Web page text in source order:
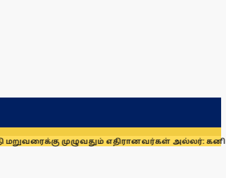
எதிரானவர்கள் அல்லர்: கனிமொழி எம்.பி.